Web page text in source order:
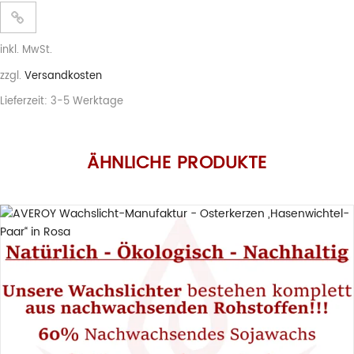
inkl. MwSt.
zzgl. Versandkosten
Lieferzeit: 3-5 Werktage
ÄHNLICHE PRODUKTE